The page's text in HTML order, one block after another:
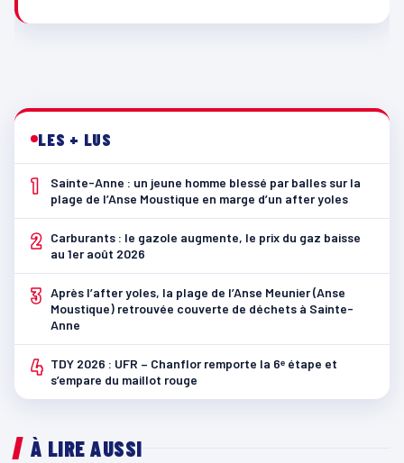
LES + LUS
1
Sainte-Anne : un jeune homme blessé par balles sur la
plage de l’Anse Moustique en marge d’un after yoles
2
Carburants : le gazole augmente, le prix du gaz baisse
au 1er août 2026
3 Après l’after yoles, la plage de l’Anse Meunier (Anse
Moustique) retrouvée couverte de déchets à Sainte-
Anne
4 TDY 2026 : UFR – Chanflor remporte la 6ᵉ étape et
s’empare du maillot rouge
À LIRE AUSSI